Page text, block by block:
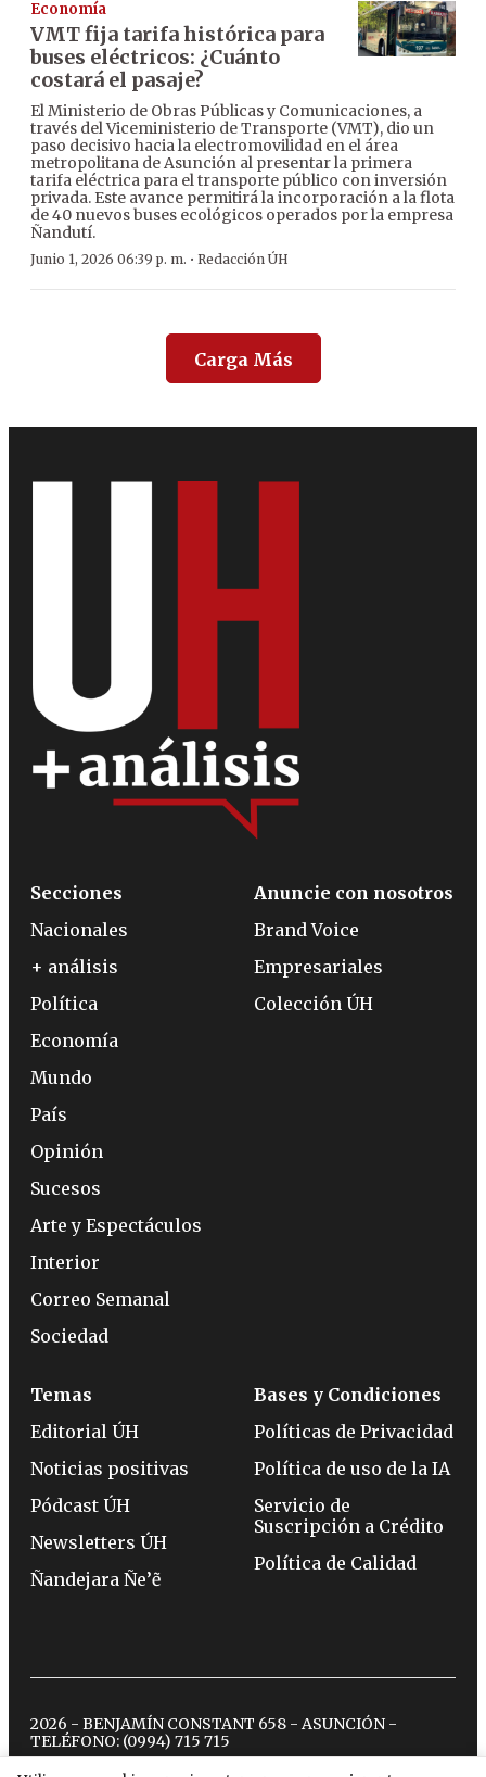
Economía
VMT fija tarifa histórica para
buses eléctricos: ¿Cuánto
costará el pasaje?
El Ministerio de Obras Públicas y Comunicaciones, a
través del Viceministerio de Transporte (VMT), dio un
paso decisivo hacia la electromovilidad en el área
metropolitana de Asunción al presentar la primera
tarifa eléctrica para el transporte público con inversión
privada. Este avance permitirá la incorporación a la flota
de 40 nuevos buses ecológicos operados por la empresa
Ñandutí.
Junio 1, 2026 06:39 p. m. · Redacción ÚH
Carga Más
Secciones
Nacionales
+ análisis
Política
Economía
Mundo
País
Opinión
Sucesos
Arte y Espectáculos
Interior
Correo Semanal
Sociedad
Anuncie con nosotros
Brand Voice
Empresariales
Colección ÚH
Temas
Editorial ÚH
Noticias positivas
Pódcast ÚH
Newsletters ÚH
Ñandejara Ñe’ẽ
Bases y Condiciones
Políticas de Privacidad
Política de uso de la IA
Servicio de
Suscripción a Crédito
Política de Calidad
2026 - BENJAMÍN CONSTANT 658 - ASUNCIÓN -
TELÉFONO: (0994) 715 715